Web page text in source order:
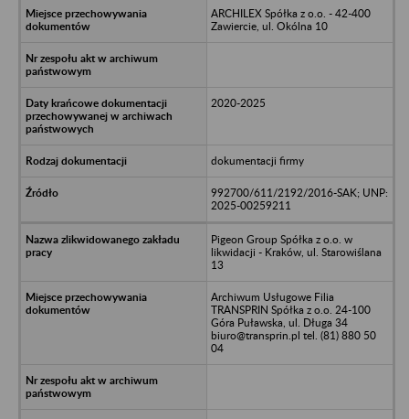
ARCHILEX Spółka z o.o. - 42-400
Zawiercie, ul. Okólna 10
2020-2025
dokumentacji firmy
992700/611/2192/2016-SAK; UNP:
2025-00259211
Pigeon Group Spółka z o.o. w
likwidacji - Kraków, ul. Starowiślana
13
Archiwum Usługowe Filia
TRANSPRIN Spółka z o.o. 24-100
Góra Puławska, ul. Długa 34
biuro@transprin.pl tel. (81) 880 50
04